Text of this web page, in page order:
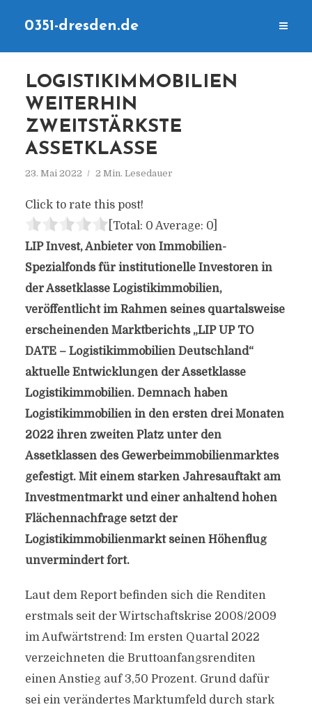
0351-dresden.de
LOGISTIKIMMOBILIEN
WEITERHIN
ZWEITSTÄRKSTE
ASSETKLASSE
23. Mai 2022 2 Min. Lesedauer
Click to rate this post!
[Total: 0 Average: 0]
LIP Invest, Anbieter von Immobilien-
Spezialfonds für institutionelle Investoren in
der Assetklasse Logistikimmobilien,
veröffentlicht im Rahmen seines quartalsweise
erscheinenden Marktberichts „LIP UP TO
DATE – Logistikimmobilien Deutschland“
aktuelle Entwicklungen der Assetklasse
Logistikimmobilien. Demnach haben
Logistikimmobilien in den ersten drei Monaten
2022 ihren zweiten Platz unter den
Assetklassen des Gewerbeimmobilienmarktes
gefestigt. Mit einem starken Jahresauftakt am
Investmentmarkt und einer anhaltend hohen
Flächennachfrage setzt der
Logistikimmobilienmarkt seinen Höhenflug
unvermindert fort.
Laut dem Report befinden sich die Renditen
erstmals seit der Wirtschaftskrise 2008/2009
im Aufwärtstrend: Im ersten Quartal 2022
verzeichneten die Bruttoanfangsrenditen
einen Anstieg auf 3,50 Prozent. Grund dafür
sei ein verändertes Marktumfeld durch stark